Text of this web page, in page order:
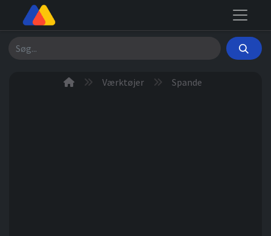
Søg
Værktøjer Spande